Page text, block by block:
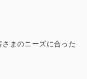
まのニーズに合った